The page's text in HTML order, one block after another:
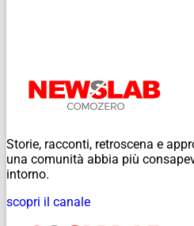
Storie, racconti, retroscena e
una comunità abbia più
intorno.
scopri il canale